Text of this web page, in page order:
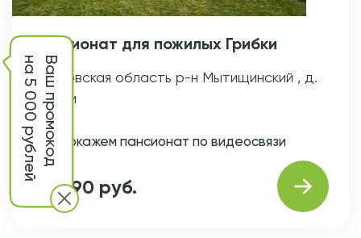
Пансионат для пожилых Грибки
Московская область р-н Мытищинский , д.
Грибки
Покажем пансионат по видеосвязи
от 990 руб.
Ваш промокод
на 5 000 рублей